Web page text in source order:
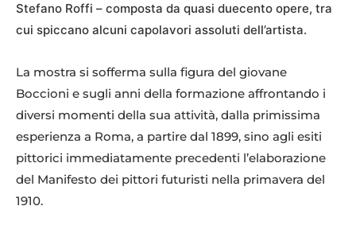
Stefano Roffi – composta da quasi duecento opere, tra
cui spiccano alcuni capolavori assoluti dell’artista.
La mostra si sofferma sulla figura del giovane
Boccioni e sugli anni della formazione affrontando i
diversi momenti della sua attività, dalla primissima
esperienza a Roma, a partire dal 1899, sino agli esiti
pittorici immediatamente precedenti l’elaborazione
del Manifesto dei pittori futuristi nella primavera del
1910.